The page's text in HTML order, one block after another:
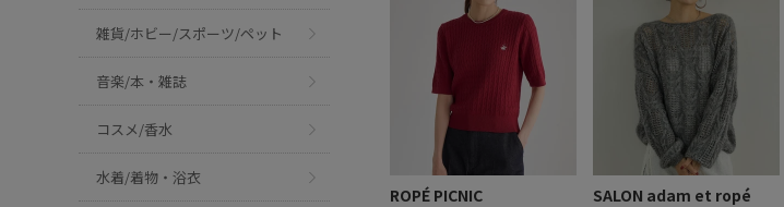
雑貨/ホビー/スポーツ/ペット
音楽/本・雑誌
コスメ/香水
水着/着物・浴衣
ROPÉ PICNIC
SALON adam et ropé